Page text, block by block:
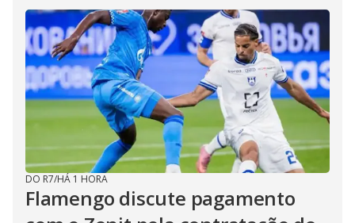
DO R7/HÁ 1 HORA
Flamengo discute pagamento